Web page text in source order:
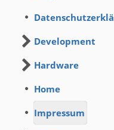
Development
Hardware
Home
Impressum